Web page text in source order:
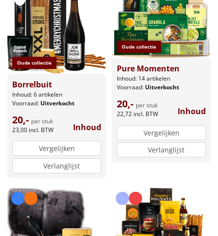
Oude collectie
Borrelbuit
Inhoud: 6 artikelen
Voorraad: Uitverkocht
20,- per stuk
23,00 incl. BTW Inhoud
Vergelijken
Verlanglijst
Oude collectie
Pure Momenten
Inhoud: 14 artikelen
Voorraad: Uitverkocht
20,- per stuk
22,72 incl. BTW Inhoud
Vergelijken
Verlanglijst